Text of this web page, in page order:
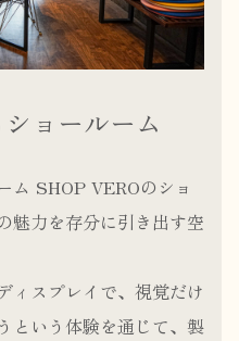
ョールーム
ム SHOP VEROのショ
魅力を存分に引き出す空
ィスプレイで、視覚だけ
という体験を通じて、製